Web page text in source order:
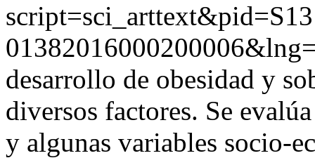
desarrollo de obesidad y
diversos factores. Se
y algunas variables socio-